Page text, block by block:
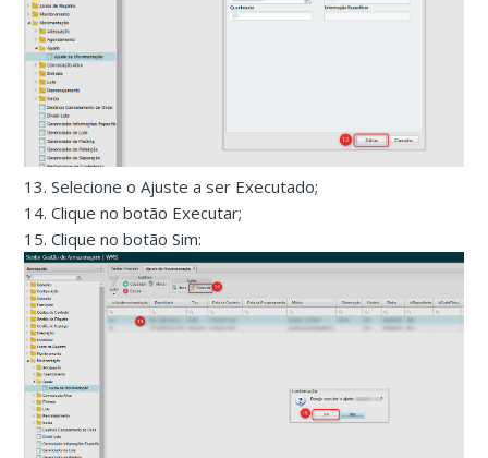
13. Selecione o Ajuste a ser Executado;
14. Clique no botão Executar;
15. Clique no botão Sim: